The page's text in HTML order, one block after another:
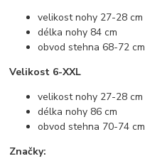
velikost nohy 27-28 cm
délka nohy 84 cm
obvod stehna 68-72 cm
Velikost 6-XXL
velikost nohy 27-28 cm
délka nohy 86 cm
obvod stehna 70-74 cm
Značky: